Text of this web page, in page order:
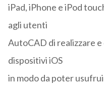
iPad, iPhone e iPod
agli utenti
AutoCAD di realizzare
dispositivi iOS
in modo da poter